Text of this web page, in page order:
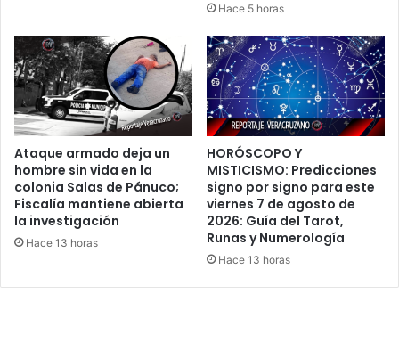
Hace 5 horas
Ataque armado deja un
hombre sin vida en la
colonia Salas de Pánuco;
Fiscalía mantiene abierta
la investigación
Hace 13 horas
HORÓSCOPO Y
MISTICISMO: Predicciones
signo por signo para este
viernes 7 de agosto de
2026: Guía del Tarot,
Runas y Numerología
Hace 13 horas